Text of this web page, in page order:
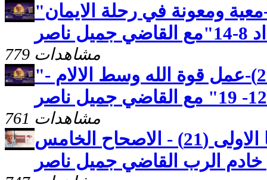
"رسالة بطرس الاولى(26)-معية ومعونة في رحلة الايمان
779 مشاهدات
"رسالة بطرس الاولى (23)-عمل قوة الله وسط الالام -
761 مشاهدات
كنوز مخفيّه "رسالة يوحنا الاولى (21) - الاصحاح الخامس